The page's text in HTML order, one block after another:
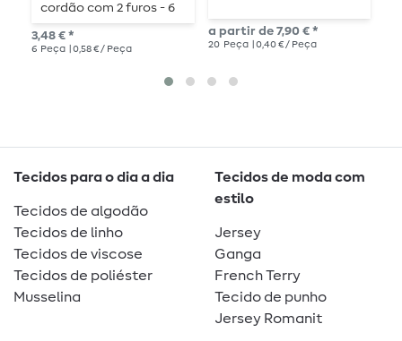
cordão com 2 furos - 6
peças
3,48 € *
6 Peça | 0,58 € / Peça
a partir de 7,90 € *
20 Peça | 0,40 € / Peça
Tecidos para o dia a dia
Tecidos de algodão
Tecidos de linho
Tecidos de viscose
Tecidos de poliéster
Musselina
Tecidos de moda com
estilo
Jersey
Ganga
French Terry
Tecido de punho
Jersey Romanit